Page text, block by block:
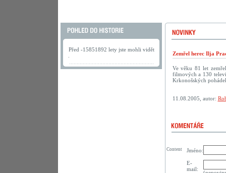
Před -15851892 lety jste mohli vidět
Zemřel herec Ilja
Ve věku 81 let
filmových a 130
Krkonošských
11.08.2005, autor:
Jméno:
E-
mail:
Content